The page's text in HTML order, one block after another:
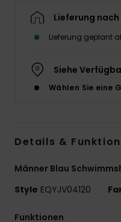
Lieferung
Lieferung geplant
Siehe
Wählen Sie eine
Details &
Männer Blau
Style EQYJV04120
Funktionen